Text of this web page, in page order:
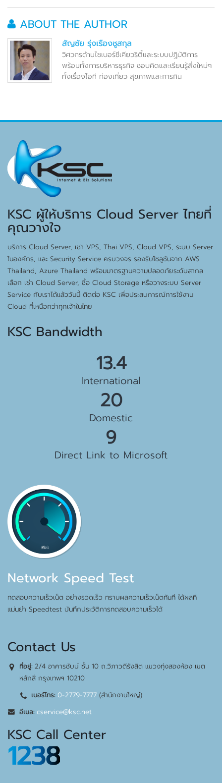
ABOUT THE AUTHOR
สัญชัย รุ่งเรืองชูสกุล
วิศวกรด้านไซเบอร์ซีเคียวริตี้และระบบปฏิบัติการ
พร้อมทั้งการบริหารธุรกิจ ชอบคิดและเรียนรู้สิ่งใหม่ๆ
ทั้งเรื่องไอที ท่องเที่ยว สุขภาพและการกิน
KSC ผู้ให้บริการ Cloud Server ไทยที่
คุณวางใจ
บริการ Cloud Server, เช่า VPS, Thai VPS, Cloud VPS, ระบบ Server
ในองค์กร, และ Security Service ครบวงจร รองรับโซลูชันจาก AWS
Thailand, Azure Thailand พร้อมมาตรฐานความปลอดภัยระดับสากล
เลือก เช่า Cloud Server, ซื้อ Cloud Storage หรือวางระบบ Server
Service กับเราได้แล้ววันนี้ ติดต่อ KSC เพื่อประสบการณ์การใช้งาน
Cloud ที่เหนือกว่าทุกเจ้าในไทย
KSC Bandwidth
15.5 Gbps
International
23 Gbps
Domestic
10 Gbps
Direct Link to Microsoft
Network Speed Test
ทดสอบความเร็วเน็ต อย่างรวดเร็ว ทราบผลความเร็วเน็ตทันที ได้ผลที่
แม่นยำ Speedtest บันทึกประวัติการทดสอบความเร็วได้
Contact Us
ที่อยู่:2/4 อาคารชับบ์ ชั้น 10 ถ.วิภาวดีรังสิต แขวงทุ่งสองห้อง เขต
หลักสี่ กรุงเทพฯ 10210
เบอร์โทร: 0-2779-7777 (สำนักงานใหญ่)
อีเมล: cservice@ksc.net
KSC Call Center
1238